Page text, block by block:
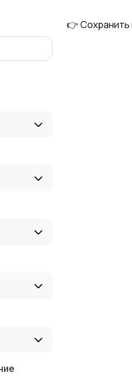
Начало карьеры
Рестораны и
👉 Сохранить